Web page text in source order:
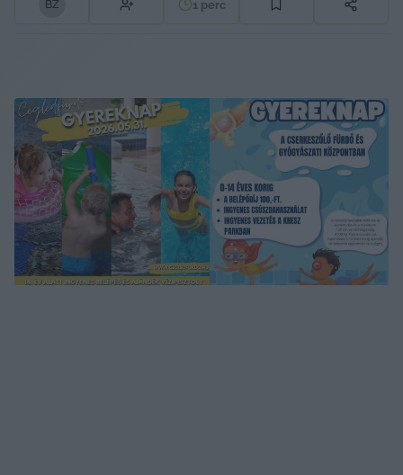
BZ 1 perc